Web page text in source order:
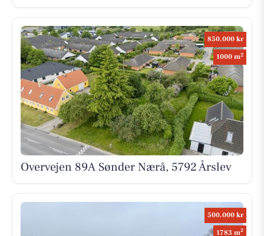
850.000 kr
1000 m2
Overvejen 89A Sønder Nærå, 5792 Årslev
500.000 kr
1783 m2